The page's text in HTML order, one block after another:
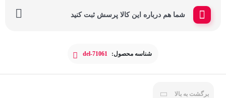
شما هم درباره این کالا پرسش ثبت کنید
شناسه محصول: del-71061
برگشت به بالا